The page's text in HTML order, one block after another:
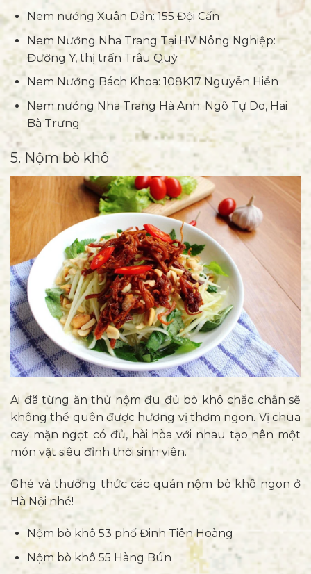
Nem nướng Xuân Dần: 155 Đội Cấn
Nem Nướng Nha Trang Tại HV Nông Nghiệp:
Đường Y, thị trấn Trâu Quỳ
Nem Nướng Bách Khoa: 108K17 Nguyễn Hiền
Nem nướng Nha Trang Hà Anh: Ngõ Tự Do, Hai
Bà Trưng
5. Nộm bò khô
Ai đã từng ăn thử nộm đu đủ bò khô chắc chắn sẽ
không thể quên được hương vị thơm ngon. Vị chua
cay mặn ngọt có đủ, hài hòa với nhau tạo nên một
món vặt siêu đỉnh thời sinh viên.
Ghé và thưởng thức các quán nộm bò khô ngon ở
Hà Nội nhé!
Nộm bò khô 53 phố Đinh Tiên Hoàng
Nộm bò khô 55 Hàng Bún